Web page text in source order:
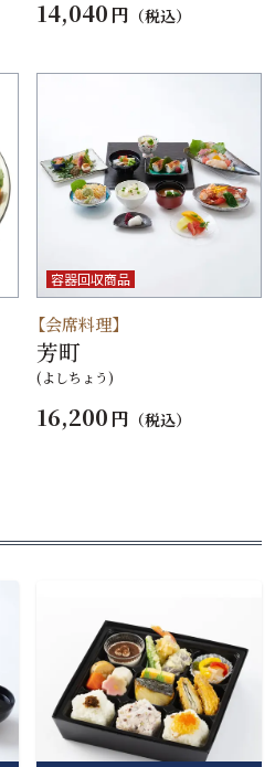
14,040 円 （税込）
容器回収商品
【会席料理】
芳町
(よしちょう)
16,200 円 （税込）